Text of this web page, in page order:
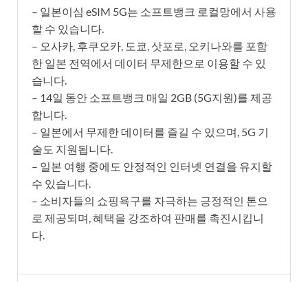
– 일본이심 eSIM 5G는 소프트뱅크 로컬망에서 사용
할 수 있습니다.
– 오사카, 후쿠오카, 도쿄, 삿포로, 오키나와를 포함
한 일본 전역에서 데이터 무제한으로 이용할 수 있
습니다.
– 14일 동안 소프트뱅크 매일 2GB (5G지원)를 제공
합니다.
– 일본에서 무제한 데이터를 즐길 수 있으며, 5G 기
술도 지원됩니다.
– 일본 여행 중에도 안정적인 인터넷 연결을 유지할
수 있습니다.
– 소비자들의 쇼핑욕구를 자극하는 긍정적인 톤으
로 제공되며, 혜택을 강조하여 판매를 촉진시킵니
다.